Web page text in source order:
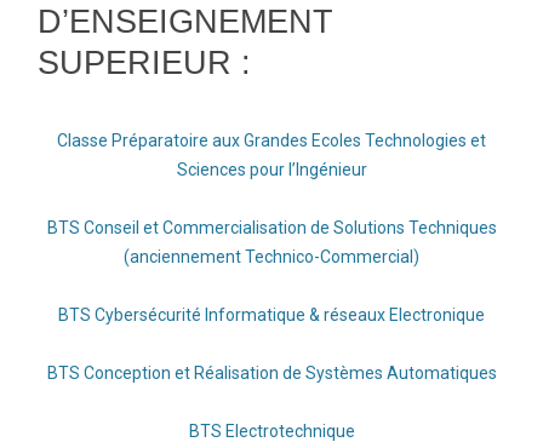
D’ENSEIGNEMENT
SUPERIEUR :
Classe Préparatoire aux Grandes Ecoles Technologies et
Sciences pour l’Ingénieur
BTS Conseil et Commercialisation de Solutions Techniques
(anciennement Technico-Commercial)
BTS Cybersécurité Informatique & réseaux Electronique
BTS Conception et Réalisation de Systèmes Automatiques
BTS Electrotechnique